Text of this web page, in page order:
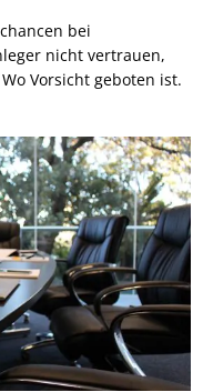
bei
nicht vertrauen,
Vorsicht geboten ist.